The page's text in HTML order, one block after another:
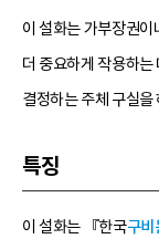
이 설화는 가부장권이
더 중요하게 작용하
결정하는 주체 구실
특징
이 설화는 『한국구비